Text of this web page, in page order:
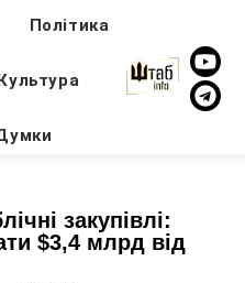
Політика
закупівлі:
$3,4 млрд від